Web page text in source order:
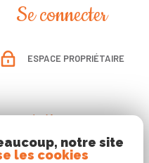
Se connecter
ESPACE PROPRIÉTAIRE
Adhérents
notre site
les cookies